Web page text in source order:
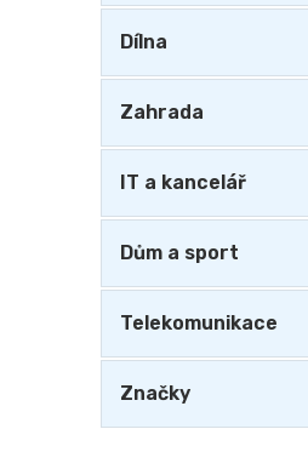
Dílna
Zahrada
IT a kancelář
Dům a sport
Telekomunikace
Značky